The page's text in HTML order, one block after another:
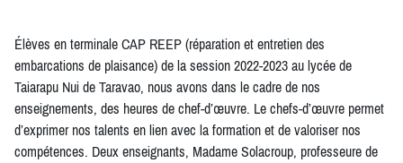
Élèves en terminale CAP REEP (réparation et entretien des
embarcations de plaisance) de la session 2022-2023 au lycée de
Taiarapu Nui de Taravao, nous avons dans le cadre de nos
enseignements, des heures de chef-d’œuvre. Le chefs-d’œuvre permet
d’exprimer nos talents en lien avec la formation et de valoriser nos
compétences. Deux enseignants, Madame Solacroup, professeure de